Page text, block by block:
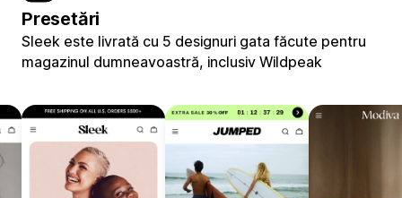
Presetări
Sleek este livrată cu 5 designuri gata făcute pentru
magazinul dumneavoastră, inclusiv Wildpeak